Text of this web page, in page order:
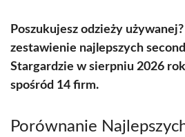
Poszukujesz odzieży
zestawienie najlepszych
Stargardzie w sierpniu 2026
spośród 14 firm.
Porównanie